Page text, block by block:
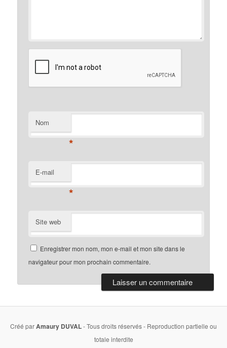
Nom
*
E-mail
*
Site web
Enregistrer mon nom, mon e-mail et mon site dans le
navigateur pour mon prochain commentaire.
Créé parAmaury DUVAL- Tous droits réservés - Reproduction partielle ou
totale interdite